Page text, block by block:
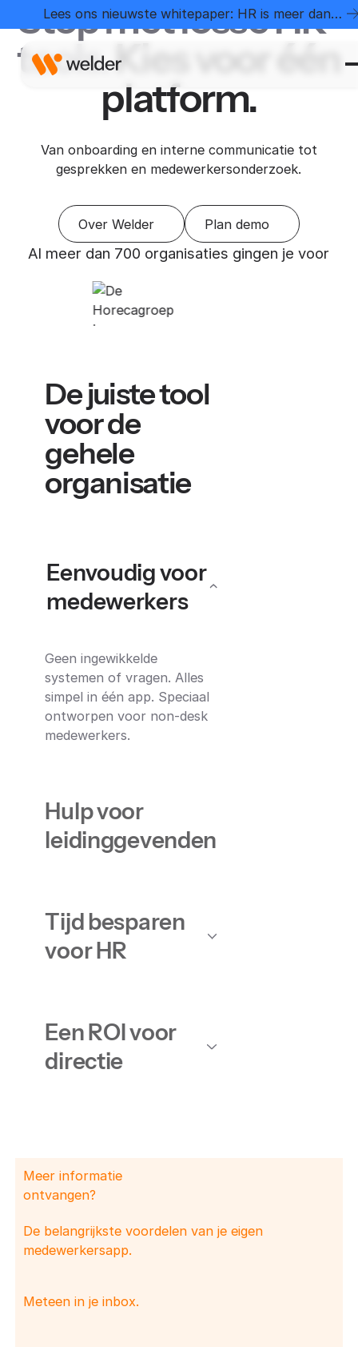
Lees ons nieuwste whitepaper: HR is meer dan
administratie
Stop met losse HR-
tools.Kies voor één
platform.
Van onboarding en interne communicatie tot
gesprekken en medewerkersonderzoek.
Over Welder Plan demo
Al meer dan 700 organisaties gingen je voor
De juiste tool
voor de
gehele
organisatie
Eenvoudig voor
medewerkers
Geen ingewikkelde
systemen of vragen. Alles
simpel in één app. Speciaal
ontworpen voor non-desk
medewerkers.
Hulp voor
leidinggevenden
Tijd besparen
voor HR
Een ROI voor
directie
Meer informatie
ontvangen?
De belangrijkste voordelen van je eigen
medewerkersapp.
Meteen in je inbox.